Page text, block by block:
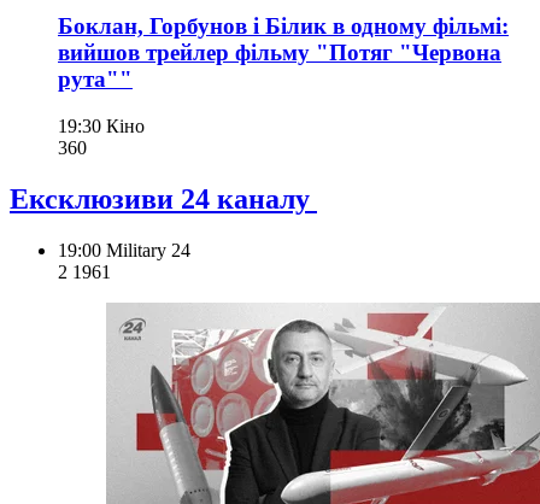
Боклан, Горбунов і Білик в одному фільмі:
вийшов трейлер фільму "Потяг "Червона
рута""
19:30 Кіно
360
Ексклюзиви 24 каналу
19:00 Military 24
2 1961